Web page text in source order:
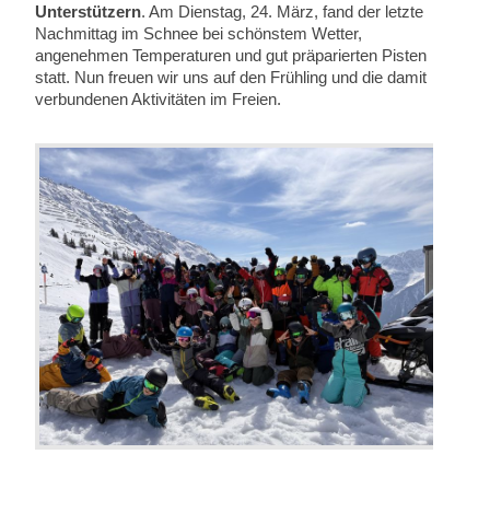
Unterstützern. Am Dienstag, 24. März, fand der letzte
Nachmittag im Schnee bei schönstem Wetter,
angenehmen Temperaturen und gut präparierten Pisten
statt. Nun freuen wir uns auf den Frühling und die damit
verbundenen Aktivitäten im Freien.